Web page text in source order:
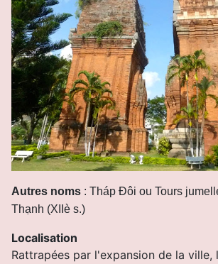
Autres noms : Tháp Ðôi ou Tours
Thạnh (XIIè s.)
Localisation
Rattrapées par l'expansion de la ville,